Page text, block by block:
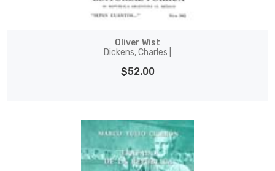
Oliver Wist
Dickens, Charles |
$52.00